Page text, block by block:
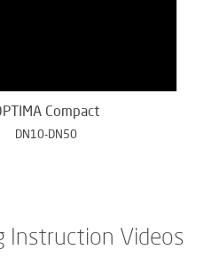
Compact
DN10-DN50
Instruction Videos